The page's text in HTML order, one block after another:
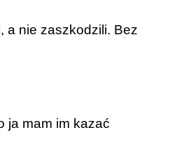
a nie zaszkodzili. Bez
ja mam im kazać